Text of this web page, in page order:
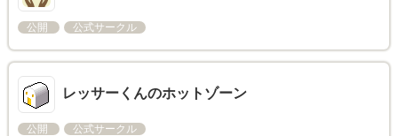
公開 公式サークル
レッサーくんのホットゾーン
公開 公式サークル